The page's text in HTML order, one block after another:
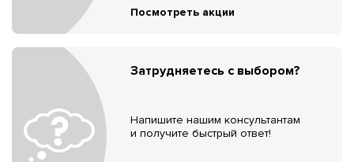
Посмотреть акции
Затрудняетесь с выбором?
Напишите нашим консультантам
и получите быстрый ответ!